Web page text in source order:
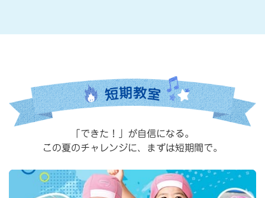
体
室
」
受
「できた！」が自信になる。
この夏のチャレンジに、まずは短期間で。